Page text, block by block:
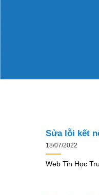
Sửa lỗi kết
18/07/2022
Web Tin Học